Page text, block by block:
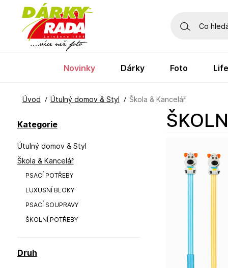
Kategorie
Útulný domov & Styl
Škola & Kancelář
PSACÍ POTŘEBY
LUXUSNÍ BLOKY
PSACÍ SOUPRAVY
ŠKOLNÍ POTŘEBY
Druh
Úvod Útulný domov & Styl Škola & Kancelář
novinky dárky foto